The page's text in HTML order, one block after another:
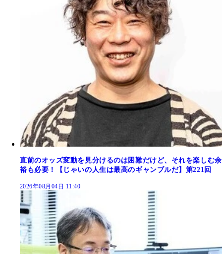
直前のオッズ変動を見分けるのは困難だけど、それを楽しむ余
裕も必要！【じゃいの人生は最高のギャンブルだ】第221回
2026年08月04日 11:40